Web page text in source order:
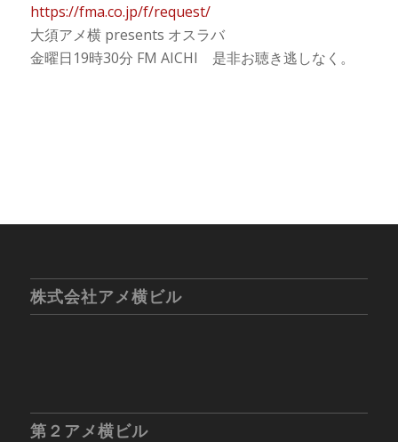
https://fma.co.jp/f/request/
大須アメ横 presents オスラバ
金曜日19時30分 FM AICHI 是非お聴き逃しなく。
株式会社アメ横ビル
第２アメ横ビル